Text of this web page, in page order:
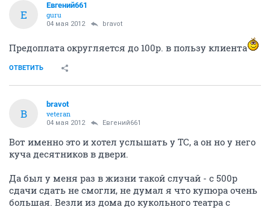
Е
Евгений661
guru
04 мая 2012 bravot
Предоплата округляется до 100р. в пользу клиента
ОТВЕТИТЬ
B
bravot
veteran
04 мая 2012 Евгений661
Вот именно это и хотел услышать у ТС, а он но у него
куча десятников в двери.
Да был у меня раз в жизни такой случай - с 500р
сдачи сдать не смогли, не думал я что купюра очень
большая. Везли из дома до кукольного театра с